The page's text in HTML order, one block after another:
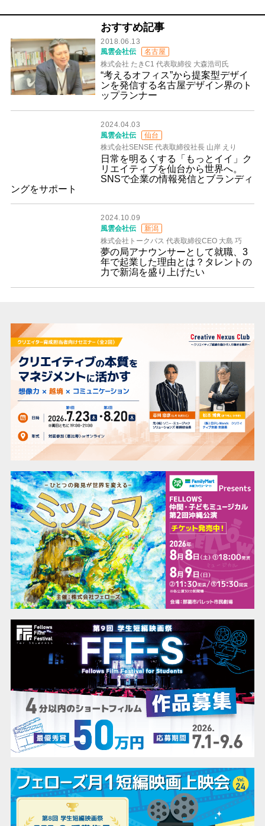
おすすめ記事
2018.06.13
風雲会社伝
名古屋
株式会社 たきC1 代表取締役 大森浩司氏
“考えるオフィス”から提案型デザイ
ンを発信する名古屋デザイン界のト
ップランナー
2024.04.03
風雲会社伝
仙台
株式会社SENSE 代表取締役社長 山岸 えり
日常を明るくする「もっとイイ」ク
リエイティブを仙台から世界へ。
SNSで企業の情報発信とブランディ
ングをサポート
2024.10.09
風雲会社伝
新潟
株式会社トークパス 代表取締役CEO 大島 巧
夢の局アナウンサーとして就職、3
年で起業した理由とは？タレントの
力で新潟を盛り上げたい